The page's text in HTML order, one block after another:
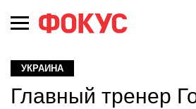
УКРАИНА
Главный тренер